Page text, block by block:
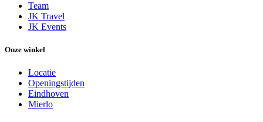
Team
JK Travel
JK Events
Onze winkel
Locatie
Openingstijden
Eindhoven
Mierlo